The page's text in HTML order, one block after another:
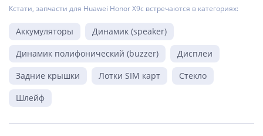
Кстати, запчасти для Huawei Honor X9c встречаются в категориях:
Аккумуляторы
Динамик (speaker)
Динамик полифонический (buzzer)
Дисплеи
Задние крышки
Лотки SIM карт
Стекло
Шлейф